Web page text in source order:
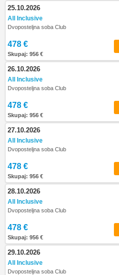
25.10.2026
All Inclusive
Dvoposteljna soba Club
478 €
Skupaj: 956 €
26.10.2026
All Inclusive
Dvoposteljna soba Club
478 €
Skupaj: 956 €
27.10.2026
All Inclusive
Dvoposteljna soba Club
478 €
Skupaj: 956 €
28.10.2026
All Inclusive
Dvoposteljna soba Club
478 €
Skupaj: 956 €
29.10.2026
All Inclusive
Dvoposteljna soba Club